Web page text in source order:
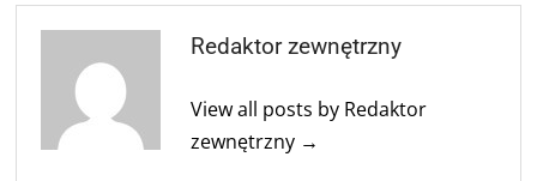
Redaktor zewnętrzny
View all posts by Redaktor
zewnętrzny →